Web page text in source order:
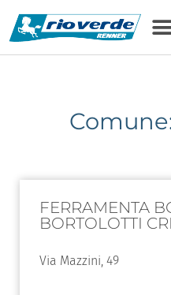
FERRAMENTA
BORTOLOTTI
Via Mazzini, 49